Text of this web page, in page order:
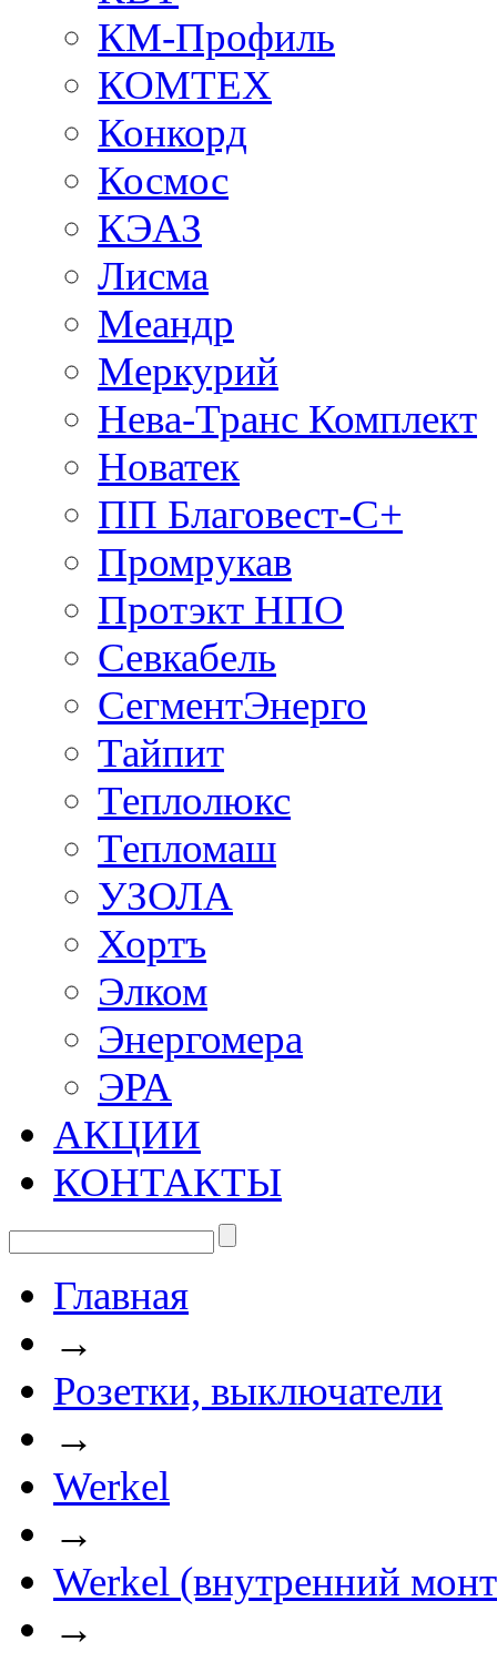
КМ-Профиль
КОМТЕХ
Конкорд
Космос
КЭАЗ
Лисма
Меандр
Меркурий
Нева-Транс Комплект
Новатек
ПП Благовест-С+
Промрукав
Протэкт НПО
Севкабель
СегментЭнерго
Тайпит
Теплолюкс
Тепломаш
УЗОЛА
Хортъ
Элком
Энергомера
ЭРА
АКЦИИ
КОНТАКТЫ
Главная
→
Розетки, выключатели
→
Werkel
→
Werkel (внутренний
→